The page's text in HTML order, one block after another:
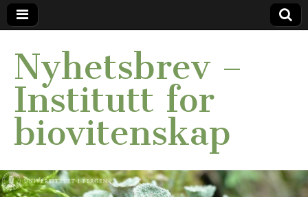
Nyhetsbrev –
Institutt for
biovitenskap